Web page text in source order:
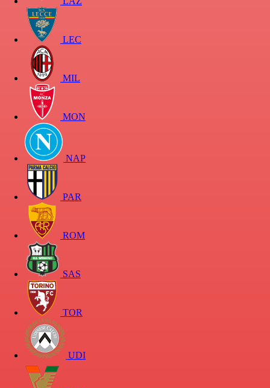
LEC
MIL
MON
NAP
PAR
ROM
SAS
TOR
UDI